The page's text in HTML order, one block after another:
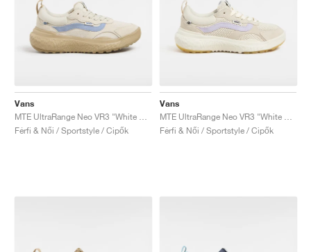
Vans
Férfi & Női / Sportstyle / Cipők
Vans
Férfi & Női / Sportstyle / Cipők